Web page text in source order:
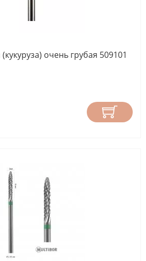
очень грубая 509101